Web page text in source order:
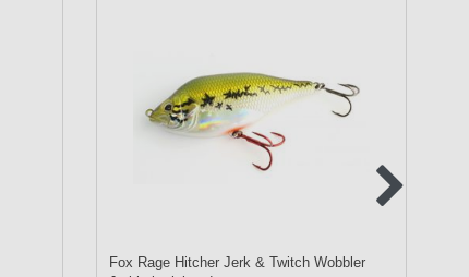
Fox Rage Hitcher Jerk & Twitch Wobbler